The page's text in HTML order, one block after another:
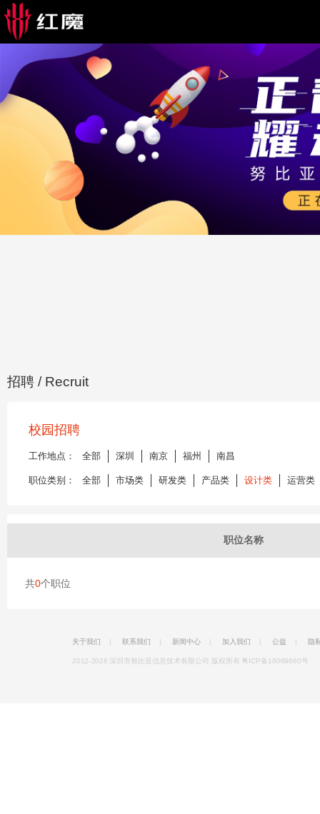
招聘 / Recruit
校园招聘
工作地点： 全部 深圳 南京 福州 南昌
职位类别： 全部 市场类 研发类 产品类 设计类 运营类
职位名称
共0个职位
关于我们 | 联系我们 | 新闻中心 | 加入我们 | 公益 | 隐
2012-2026 深圳市努比亚信息技术有限公司 版权所有 粤ICP备18069660号